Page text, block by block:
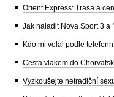
Orient Express: Trasa a
Jak naladit Nova Sport 3 a
Kdo mi volal podle
Cesta vlakem do
Vyzkoušejte netradiční